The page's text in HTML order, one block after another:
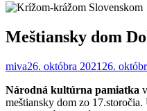
Meštiansky dom
miva26. októbra 2021 26.
Národná kultúrna pamiatka
meštiansky dom zo